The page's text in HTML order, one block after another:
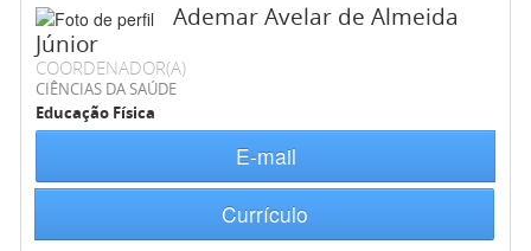
Ademar Avelar de Almeida
Júnior
COORDENADOR(A)
CIÊNCIAS DA SAÚDE
Educação Física
E-mail
Currículo